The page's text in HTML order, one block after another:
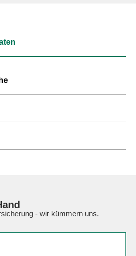
- wir kümmern uns.